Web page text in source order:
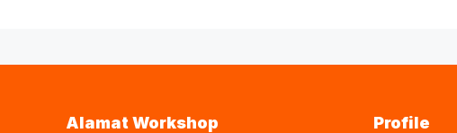
Alamat Workshop Profile